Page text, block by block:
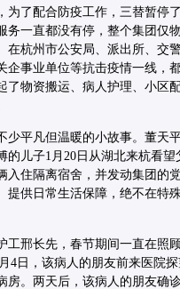
为了配合防疫工作，三替暂停
务一直都没有停，整个集团仅
在杭州市公安局、派出所、交
企事业单位等抗击疫情一线，
了物资搬运、病人护理、小区
少平凡但温暖的小故事。董天
的儿子1月20日从湖北来杭看望
入住隔离宿舍，并发动集团的
提供日常生活保障，绝不在特
工邢长先，春节期间一直在照
4日，该病人的朋友前来医院
房。两天后，该病人的朋友确